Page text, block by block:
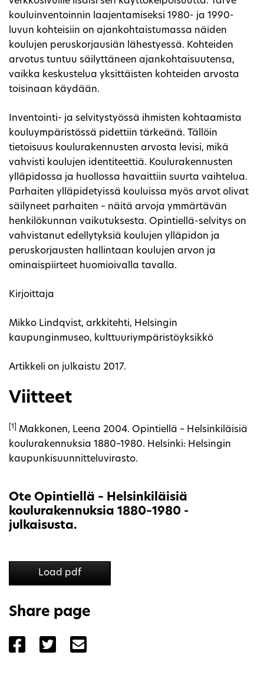
kouluinventoinnin laajentamiseksi 1980- ja 1990-
luvun kohteisiin on ajankohtaistumassa näiden
koulujen peruskorjausiän lähestyessä. Kohteiden
arvotus tuntuu säilyttäneen ajankohtaisuutensa,
vaikka keskustelua yksittäisten kohteiden arvosta
toisinaan käydään.
Inventointi- ja selvitystyössä ihmisten kohtaamista
kouluympäristössä pidettiin tärkeänä. Tällöin
tietoisuus koulurakennusten arvosta levisi, mikä
vahvisti koulujen identiteettiä. Koulurakennusten
ylläpidossa ja huollossa havaittiin suurta vaihtelua.
Parhaiten ylläpidetyissä kouluissa myös arvot olivat
säilyneet parhaiten – näitä arvoja ymmärtävän
henkilökunnan vaikutuksesta. Opintiellä-selvitys on
vahvistanut edellytyksiä koulujen ylläpidon ja
peruskorjausten hallintaan koulujen arvon ja
ominaispiirteet huomioivalla tavalla.
Kirjoittaja
Mikko Lindqvist, arkkitehti, Helsingin
kaupunginmuseo, kulttuuriympäristöyksikkö
Artikkeli on julkaistu 2017.
Viitteet
[1]
Makkonen, Leena 2004. Opintiellä – Helsinkiläisiä
koulurakennuksia 1880–1980. Helsinki: Helsingin
kaupunkisuunnitteluvirasto.
Ote Opintiellä – Helsinkiläisiä
koulurakennuksia 1880–1980 -
julkaisusta.
Load pdf
Share page
Share the page with Facebook
Share the page with Twitter